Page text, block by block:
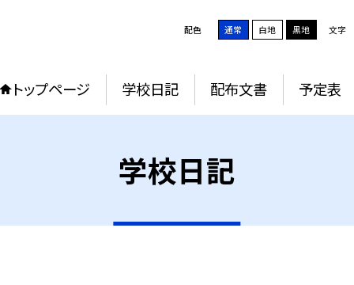
配色 通常 白地 黒地 文字
トップページ 学校日記 配布文書 予定表
学校日記